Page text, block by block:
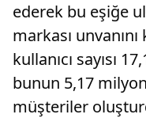
ederek bu eşiğe
markası
kullanıcı sayısı
bunun 5,17
müşteriler